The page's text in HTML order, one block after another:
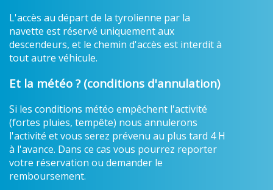
L'accès au départ de la tyrolienne par la
navette est réservé uniquement aux
descendeurs, et le chemin d'accès est interdit à
tout autre véhicule.
Et la météo ? (conditions d'annulation)
Si les conditions météo empêchent l'activité
(fortes pluies, tempête) nous annulerons
l'activité et vous serez prévenu au plus tard 4 H
à l'avance. Dans ce cas vous pourrez reporter
votre réservation ou demander le
remboursement.